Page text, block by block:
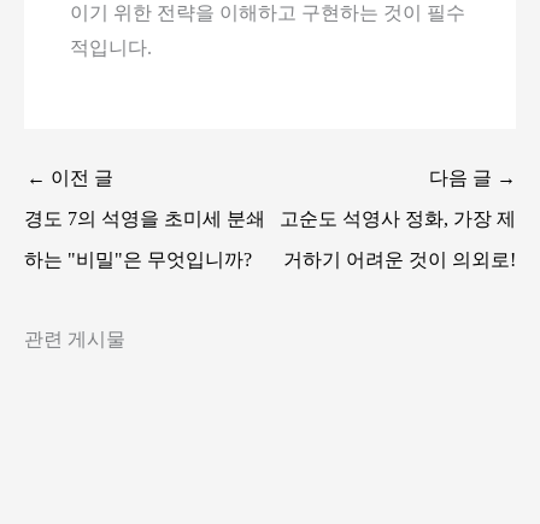
이기 위한 전략을 이해하고 구현하는 것이 필수
적입니다.
← 이전 글
경도 7의 석영을 초미세 분쇄
하는 "비밀"은 무엇입니까?
다음 글 →
고순도 석영사 정화, 가장 제
거하기 어려운 것이 의외로!
관련 게시물